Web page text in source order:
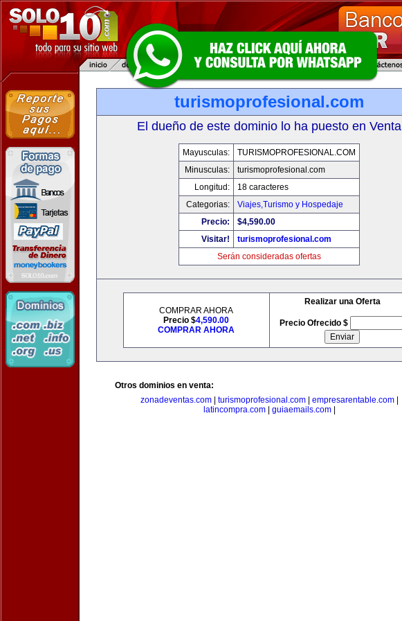
turismoprofesional.com
El dueño de este dominio lo ha puesto en Venta
Mayusculas:
TURISMOPROFESIONAL.COM
Minusculas:
turismoprofesional.com
Longitud:
18 caracteres
Categorias:
Viajes,Turismo y Hospedaje
Precio:
$4,590.00
Visitar!
turismoprofesional.com
Serán consideradas ofertas
COMPRAR AHORA
Precio $4,590.00
COMPRAR AHORA
Realizar una Oferta
Precio Ofrecido $
Otros dominios en venta:
zonadeventas.com| turismoprofesional.com| empresarentable.com|
latincompra.com| guiaemails.com|